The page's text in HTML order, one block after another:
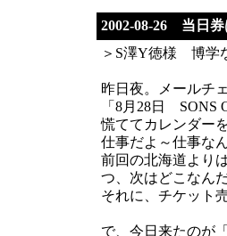
2002-08-26 当日券
＞S澤Y徳様 博学
昨日夜。メールチ
「8月28日 SONS
慌ててカレンダー
仕事だよ～仕事な
前回の北海道より
つ、次はどこなんだ
それに、チケット
で、今日来たのが